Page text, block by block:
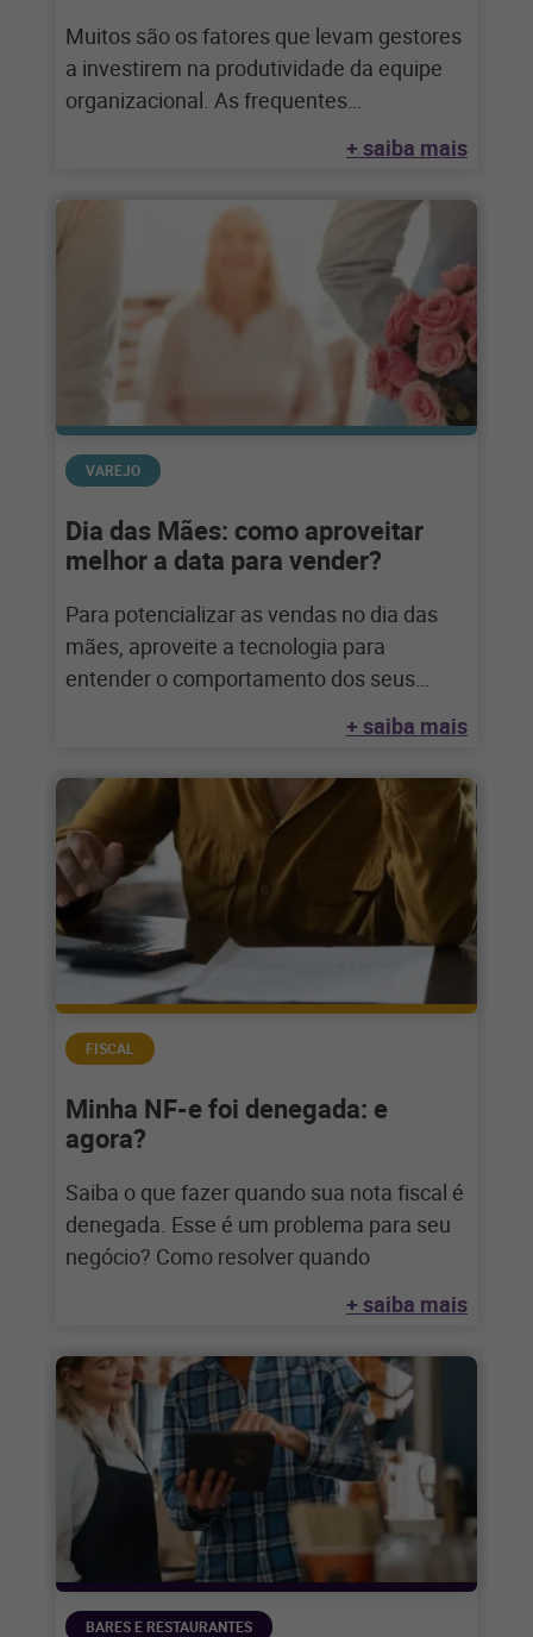
Muitos são os fatores que levam gestores
a investirem na produtividade da equipe
organizacional. As frequentes
+ saiba mais
VAREJO
Dia das Mães: como aproveitar
melhor a data para vender?
Para potencializar as vendas no dia das
mães, aproveite a tecnologia para
entender o comportamento dos seus
+ saiba mais
FISCAL
Minha NF-e foi denegada: e
agora?
Saiba o que fazer quando sua nota fiscal é
denegada. Esse é um problema para seu
negócio? Como resolver quando
+ saiba mais
BARES E RESTAURANTES